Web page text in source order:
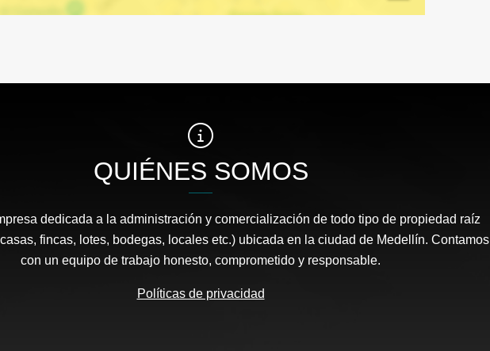
QUIÉNES SOMOS
dedicada a la administración y comercialización de todo tipo de propiedad raíz
fincas, lotes, bodegas, locales etc.) ubicada en la ciudad de Medellín. Contamos
con un equipo de trabajo honesto, comprometido y responsable.
Políticas de privacidad